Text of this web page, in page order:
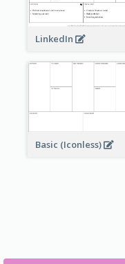
LinkedIn
Basic (Iconless)